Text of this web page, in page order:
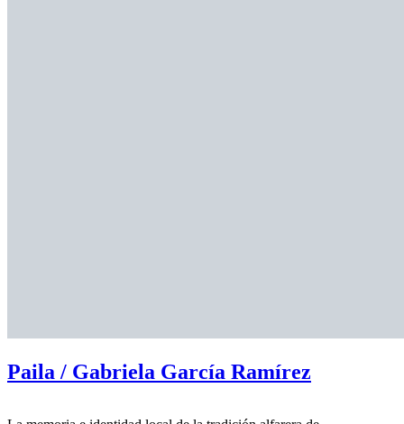
Paila / Gabriela García Ramírez